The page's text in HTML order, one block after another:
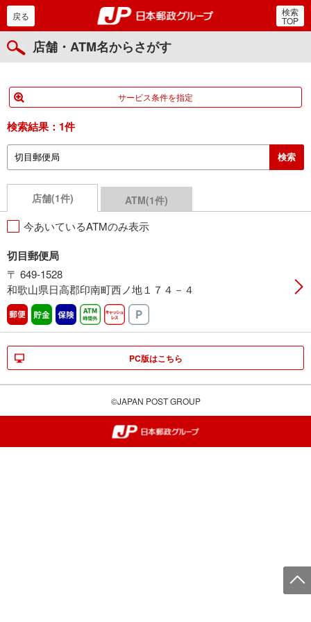
郵便局・日本郵政グルー
戻る 検索
TOP
店舗・ATM名からさがす
サービス条件を指定
検索結果： 1件
店舗(1件) ATM(1件)
今あいているATMのみ表示
切目郵便局
〒 649-1528
和歌山県日高郡印南町西ノ地１７４－４
郵便 貯金 保険 ATM時間外キャッシュレス
PC版はこちら
©JAPAN POST GROUP